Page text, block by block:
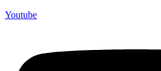
Youtube